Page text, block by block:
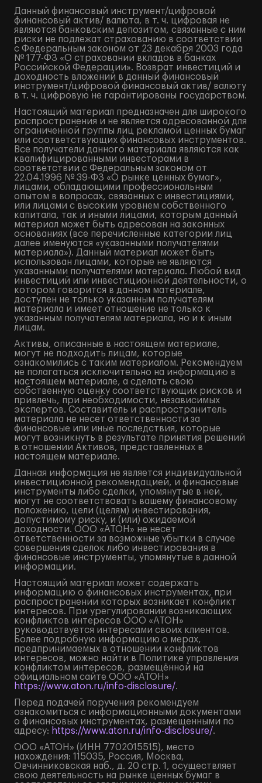
Данный финансовый инструмент/цифровой
финансовый актив/ валюта, в т. ч. цифровая не
являются банковским депозитом, связанные с ним
риски не подлежат страхованию в соответствии
с Федеральным законом от 23 декабря 2003 года
№ 177-ФЗ «О страховании вкладов в банках
Российской Федерации». Возврат инвестиций и
доходность вложений в данный финансовый
инструмент/цифровой финансовый актив/ валюту
в т. ч. цифровую не гарантированы государством.
Настоящий материал предназначен для широкого
распространения и не является адресованной для
ограниченной группы лиц рекламой ценных бумаг
или соответствующих финансовых инструментов.
Все получатели данного материала являются как
квалифицированными инвесторами в
соответствии с Федеральным законом от
22.04.1996 № 39-ФЗ «О рынке ценных бумаг»,
лицами, обладающими профессиональным
опытом в вопросах, связанных с инвестициями,
или лицами с высоким уровнем собственного
капитала, так и иными лицами, которым данный
материал может быть адресован на законных
основаниях (все перечисленные категории лиц
далее именуются «указанными получателями
материала»). Данный материал может быть
использован лицами, которые не являются
указанными получателями материала. Любой вид
инвестиций или инвестиционной деятельности, о
котором говорится в данном материале,
доступен не только указанным получателям
материала и имеет отношение не только к
указанным получателям материала, но и к иным
лицам.
Активы, описанные в настоящем материале,
могут не подходить лицам, которые
ознакомились с таким материалом. Рекомендуем
не полагаться исключительно на информацию в
настоящем материале, а сделать свою
собственную оценку соответствующих рисков и
привлечь, при необходимости, независимых
экспертов. Составитель и распространитель
материала не несет ответственности за
финансовые или иные последствия, которые
могут возникнуть в результате принятия решений
в отношении Активов, представленных в
настоящем материале.
Данная информация не является индивидуальной
инвестиционной рекомендацией, и финансовые
инструменты либо сделки, упомянутые в ней,
могут не соответствовать вашему финансовому
положению, цели (целям) инвестирования,
допустимому риску, и (или) ожидаемой
доходности. ООО «АТОН» не несет
ответственности за возможные убытки в случае
совершения сделок либо инвестирования в
финансовые инструменты, упомянутые в данной
информации.
Настоящий материал может содержать
информацию о финансовых инструментах, при
распространении которых возникает конфликт
интересов. При урегулировании возникающих
конфликтов интересов ООО «АТОН»
руководствуется интересами своих клиентов.
Более подробную информацию о мерах,
предпринимаемых в отношении конфликтов
интересов, можно найти в Политике управления
конфликтом интересов, размещённой на
официальном сайте ООО «АТОН»
https://www.aton.ru/info-disclosure/.
Перед подачей поручения рекомендуем
ознакомиться с информационными документами
о финансовых инструментах, размещенными по
адресу: https://www.aton.ru/info-disclosure/.
ООО «АТОН» (ИНН 7702015515), место
нахождения: 115035, Россия, Москва,
Овчинниковская наб., д. 20 стр. 1, осуществляет
свою деятельность на рынке ценных бумаг в